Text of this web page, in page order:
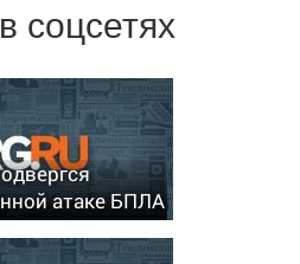
соцсетях
атаке БПЛА